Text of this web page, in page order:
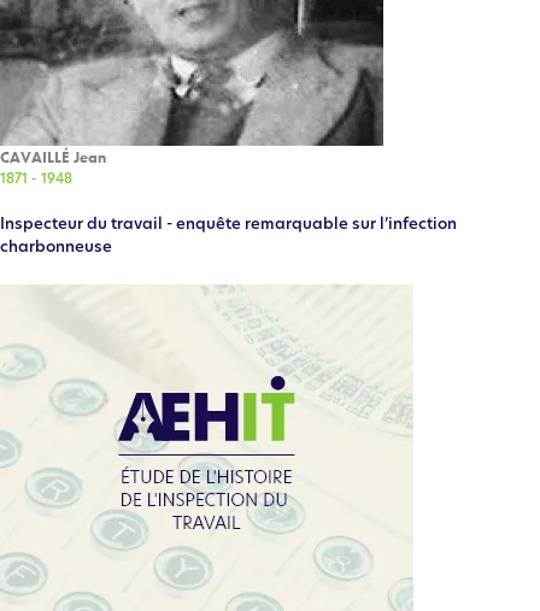
CAVAILLÉ Jean
1871 - 1948
Inspecteur du travail - enquête remarquable sur l’infection
charbonneuse